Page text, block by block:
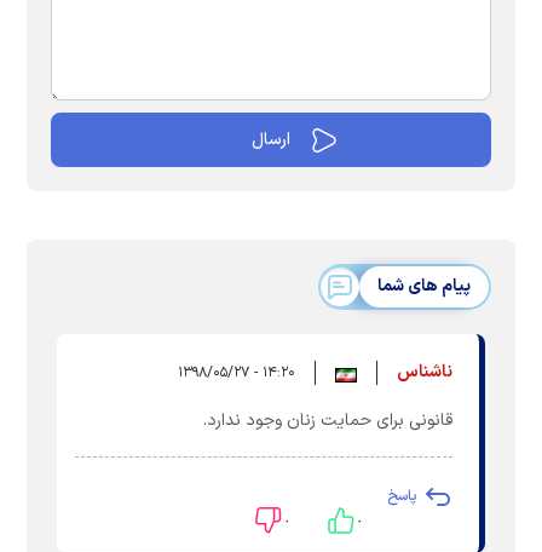
پیام های شما
ناشناس ۱۴:۲۰ - ۱۳۹۸/۰۵/۲۷
قانونی برای حمایت زنان وجود ندارد.
پاسخ
۰ ۰